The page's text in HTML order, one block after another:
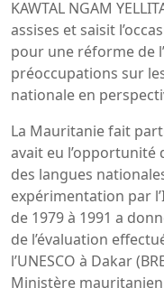
KAWTAL NGAM
assises et saisit
pour une réforme de
préoccupations sur
nationale en
La Mauritanie fait
avait eu l’opportunité
des langues
expérimentation par
de 1979 à 1991 a
de l’évaluation
l’UNESCO à Dakar
Ministère